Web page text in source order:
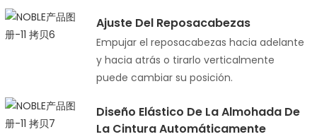
Ajuste Del Reposacabezas
Empujar el reposacabezas hacia adelante
y hacia atrás o tirarlo verticalmente
puede cambiar su posición.
Diseño Elástico De La Almohada De
La Cintura Automáticamente